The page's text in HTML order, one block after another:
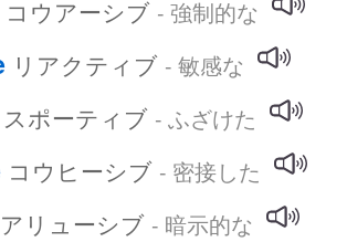
コウアーシブ - 強制的な
リアクティブ - 敏感な
スポーティブ - ふざけた
コウヒーシブ - 密接した
アリューシブ - 暗示的な